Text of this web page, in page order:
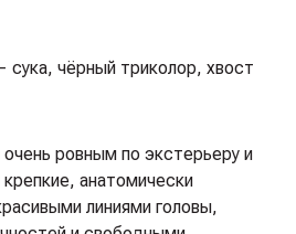
чёрный триколор, хвост
ровным по экстерьеру и
анатомически
линиями головы,